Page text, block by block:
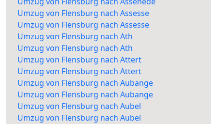
Umzug von Flensburg nach Assesse
Umzug von Flensburg nach Assesse
Umzug von Flensburg nach Ath
Umzug von Flensburg nach Ath
Umzug von Flensburg nach Attert
Umzug von Flensburg nach Attert
Umzug von Flensburg nach Aubange
Umzug von Flensburg nach Aubange
Umzug von Flensburg nach Aubel
Umzug von Flensburg nach Aubel